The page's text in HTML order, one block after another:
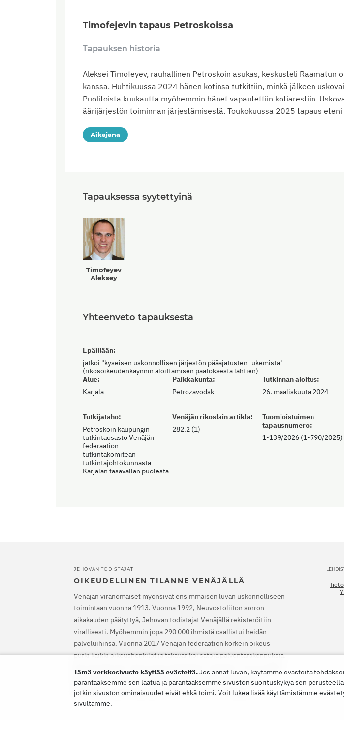
Timofejevin tapaus Petroskoissa
Tapauksen historia
Aleksei Timofeyev, rauhallinen Petroskoin asukas, keskusteli Raamatun
kanssa. Huhtikuussa 2024 hänen kotinsa tutkittiin, minkä jälkeen
Puolitoista kuukautta myöhemmin hänet vapautettiin kotiarestiin.
äärijärjestön toiminnan järjestämisestä. Toukokuussa 2025 tapaus eteni
Aikajana
Tapauksessa syytettyinä
Timofeyev
Aleksey
Yhteenveto tapauksesta
Alue:
Karjala
Paikkakunta:
Petrozavodsk
Epäillään:
jatkoi "kyseisen uskonnollisen järjestön pääajatusten tukemista"
(rikosoikeudenkäynnin aloittamisen päätöksestä lähtien)
Tutkinnan aloitus:
26. maaliskuuta 2024
Tutkijataho:
Petroskoin kaupungin
tutkintaosasto Venäjän
federaation
tutkintakomitean
tutkintajohtokunnasta
Karjalan tasavallan puolesta
Venäjän rikoslain artikla:
282.2 (1)
Tuomioistuimen
tapausnumero:
1-139/2026 (1-790/2025)
JEHOVAN TODISTAJAT
OIKEUDELLINEN TILANNE VENÄJÄLLÄ
Venäjän viranomaiset myönsivät ensimmäisen luvan uskonnolliseen
toimintaan vuonna 1913. Vuonna 1992, Neuvostoliiton sorron
aikakauden päätyttyä, Jehovan todistajat Venäjällä rekisteröitiin
virallisesti. Myöhemmin jopa 290 000 ihmistä osallistui heidän
palveluihinsa. Vuonna 2017 Venäjän federaation korkein oikeus
purki kaikki oikeushenkilöt ja takavarikoi satoja palvontarakennuksia.
EIT vapautti Jehovan todistajat, määräsi heidät lopettamaan
rikossyytteet ja korvaamaan heille aiheutuneen vahingon.
Tämä verkkosivusto käyttää evästeitä.Jos annat luvan, käytämme evästeitä
parantaaksemme sen laatua ja parantaaksemme sivuston suorituskykyä sen
jotkin sivuston ominaisuudet eivät ehkä toimi. Voit lukea lisää käyttämistämme
sivultamme.